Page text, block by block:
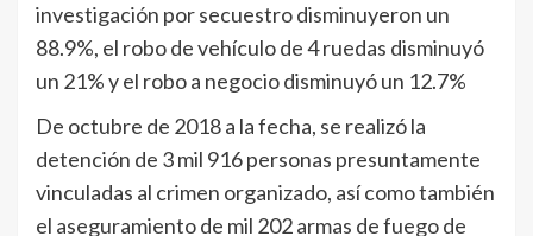
investigación por secuestro disminuyeron un
88.9%, el robo de vehículo de 4 ruedas disminuyó
un 21% y el robo a negocio disminuyó un 12.7%
De octubre de 2018 a la fecha, se realizó la
detención de 3 mil 916 personas presuntamente
vinculadas al crimen organizado, así como también
el aseguramiento de mil 202 armas de fuego de